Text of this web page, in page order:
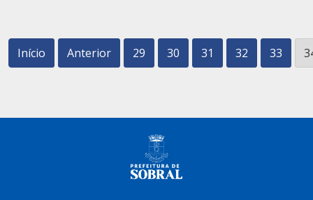
Início Anterior 29 30 31 32 33